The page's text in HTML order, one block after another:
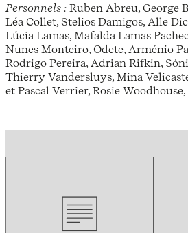
Personnels : Ruben Abreu, George
Léa Collet, Stelios Damigos, Alle
Lúcia Lamas, Mafalda Lamas
Nunes Monteiro, Odete, Arménio
Rodrigo Pereira, Adrian Rifkin,
Thierry Vandersluys, Mina
et Pascal Verrier, Rosie